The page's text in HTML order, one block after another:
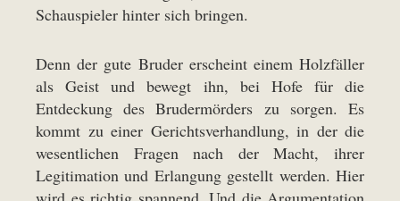
Schauspieler hinter sich bringen.
Denn der gute Bruder erscheint einem Holzfäller
als Geist und bewegt ihn, bei Hofe für die
Entdeckung des Brudermörders zu sorgen. Es
kommt zu einer Gerichtsverhandlung, in der die
wesentlichen Fragen nach der Macht, ihrer
Legitimation und Erlangung gestellt werden. Hier